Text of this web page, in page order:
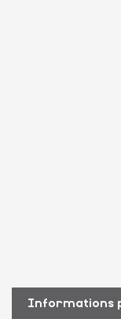
Informations